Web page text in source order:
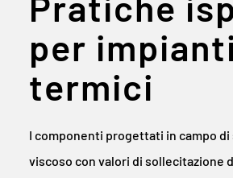
per impianti
termici
I componenti progettati in campo
viscoso con valori di sollecitazione